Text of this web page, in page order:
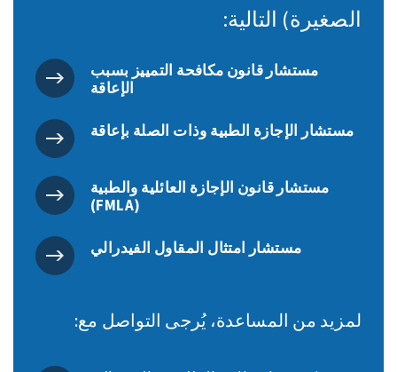
الصغيرة) التالية:
مستشار قانون مكافحة التمييز بسبب
الإعاقة
مستشار الإجازة الطبية وذات الصلة بإعاقة
مستشار قانون الإجازة العائلية والطبية
(FMLA)
مستشار امتثال المقاول الفيدرالي
لمزيد من المساعدة، يُرجى التواصل مع: